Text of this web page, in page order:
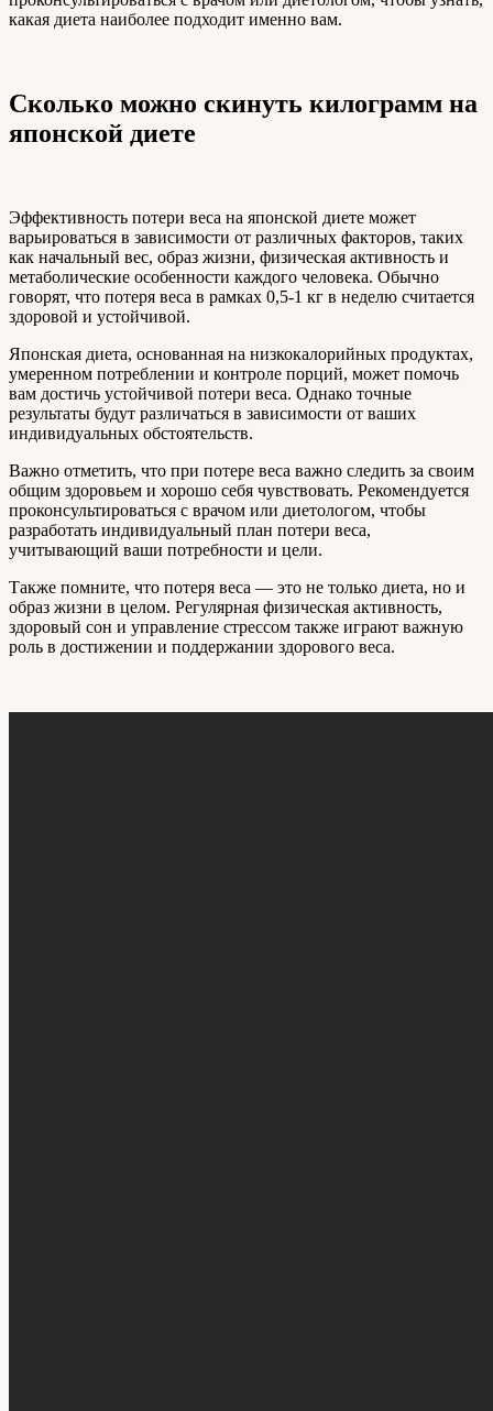
какая диета наиболее подходит именно вам.
Сколько можно скинуть килограмм на
японской диете
Эффективность потери веса на японской диете может
варьироваться в зависимости от различных факторов, таких
как начальный вес, образ жизни, физическая активность и
метаболические особенности каждого человека. Обычно
говорят, что потеря веса в рамках 0,5-1 кг в неделю считается
здоровой и устойчивой.
Японская диета, основанная на низкокалорийных продуктах,
умеренном потреблении и контроле порций, может помочь
вам достичь устойчивой потери веса. Однако точные
результаты будут различаться в зависимости от ваших
индивидуальных обстоятельств.
Важно отметить, что при потере веса важно следить за своим
общим здоровьем и хорошо себя чувствовать. Рекомендуется
проконсультироваться с врачом или диетологом, чтобы
разработать индивидуальный план потери веса,
учитывающий ваши потребности и цели.
Также помните, что потеря веса — это не только диета, но и
образ жизни в целом. Регулярная физическая активность,
здоровый сон и управление стрессом также играют важную
роль в достижении и поддержании здорового веса.